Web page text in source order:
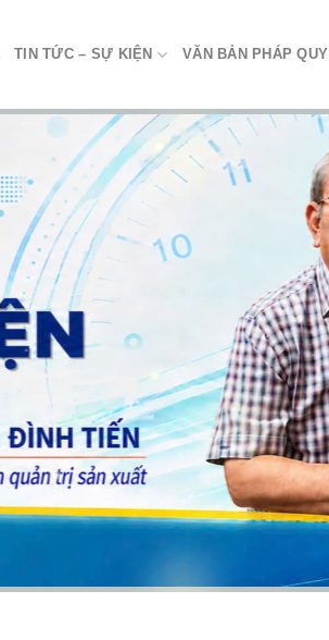
TIN TỨC – SỰ KIỆN VĂN BẢN PHÁP QUY